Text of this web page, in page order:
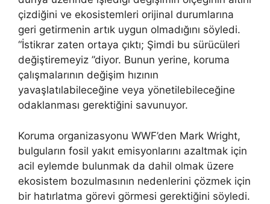
çizdiğini ve ekosistemleri orijinal durumlarına
geri getirmenin artık uygun olmadığını söyledi.
“İstikrar zaten ortaya çıktı; Şimdi bu sürücüleri
değiştiremeyiz ”diyor. Bunun yerine, koruma
çalışmalarının değişim hızının
yavaşlatılabileceğine veya yönetilebileceğine
odaklanması gerektiğini savunuyor.
Koruma organizasyonu WWF’den Mark Wright,
bulguların fosil yakıt emisyonlarını azaltmak için
acil eylemde bulunmak da dahil olmak üzere
ekosistem bozulmasının nedenlerini çözmek için
bir hatırlatma görevi görmesi gerektiğini söyledi.